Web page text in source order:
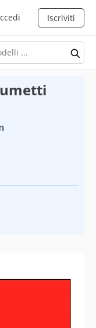
Iscriviti